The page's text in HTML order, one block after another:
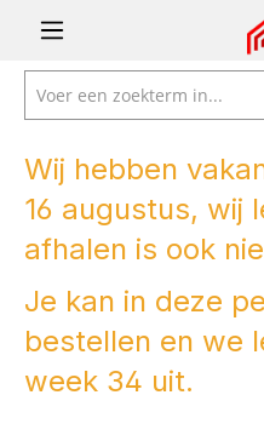
Ga naar de
Wij hebben
16 augustus, wij
afhalen is ook
Je kan in deze
bestellen en we
week 34 uit.